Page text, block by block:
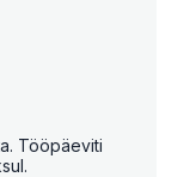
Tööpäeviti